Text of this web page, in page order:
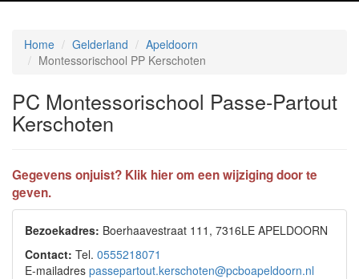
Home Gelderland
Apeldoorn
Montessorischool PP Kerschoten
PC Montessorischool Passe-Partout
Kerschoten
Gegevens onjuist? Klik hier om een wijziging door te
geven.
Bezoekadres: Boerhaavestraat 111, 7316LE APELDOORN
Contact: Tel. 0555218071
E-mailadres passepartout.kerschoten@pcboapeldoorn.nl